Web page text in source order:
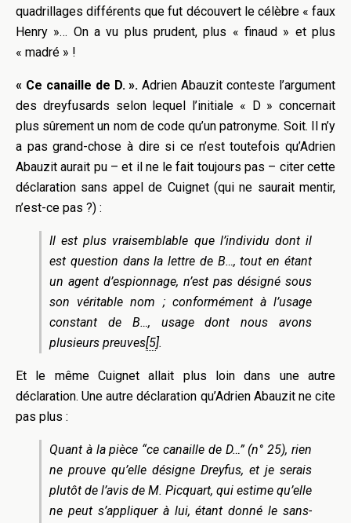
quadrillages différents que fut découvert le célèbre « faux
Henry »… On a vu plus prudent, plus « finaud » et plus
« madré » !
« Ce canaille de D. ».Adrien Abauzit conteste l’argument
des dreyfusards selon lequel l’initiale « D » concernait
plus sûrement un nom de code qu’un patronyme. Soit. Il n’y
a pas grand-chose à dire si ce n’est toutefois qu’Adrien
Abauzit aurait pu – et il ne le fait toujours pas – citer cette
déclaration sans appel de Cuignet (qui ne saurait mentir,
n’est-ce pas ?) :
Il est plus vraisemblable que l’individu dont il
est question dans la lettre de B…, tout en étant
un agent d’espionnage, n’est pas désigné sous
son véritable nom ; conformément à l’usage
constant de B…, usage dont nous avons
plusieurs preuves[5].
Et le même Cuignet allait plus loin dans une autre
déclaration.Une autre déclaration qu’Adrien Abauzit ne cite
pas plus :
Quant à la pièce “ce canaille de D…” (n° 25), rien
ne prouve qu’elle désigne Dreyfus, et je serais
plutôt de l’avis de M. Picquart, qui estime qu’elle
ne peut s’appliquer à lui, étant donné le sans-